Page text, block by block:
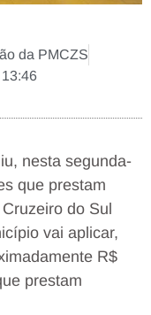
da PMCZS
13:46
nesta segunda-
que prestam
do Sul
vai aplicar,
R$
prestam